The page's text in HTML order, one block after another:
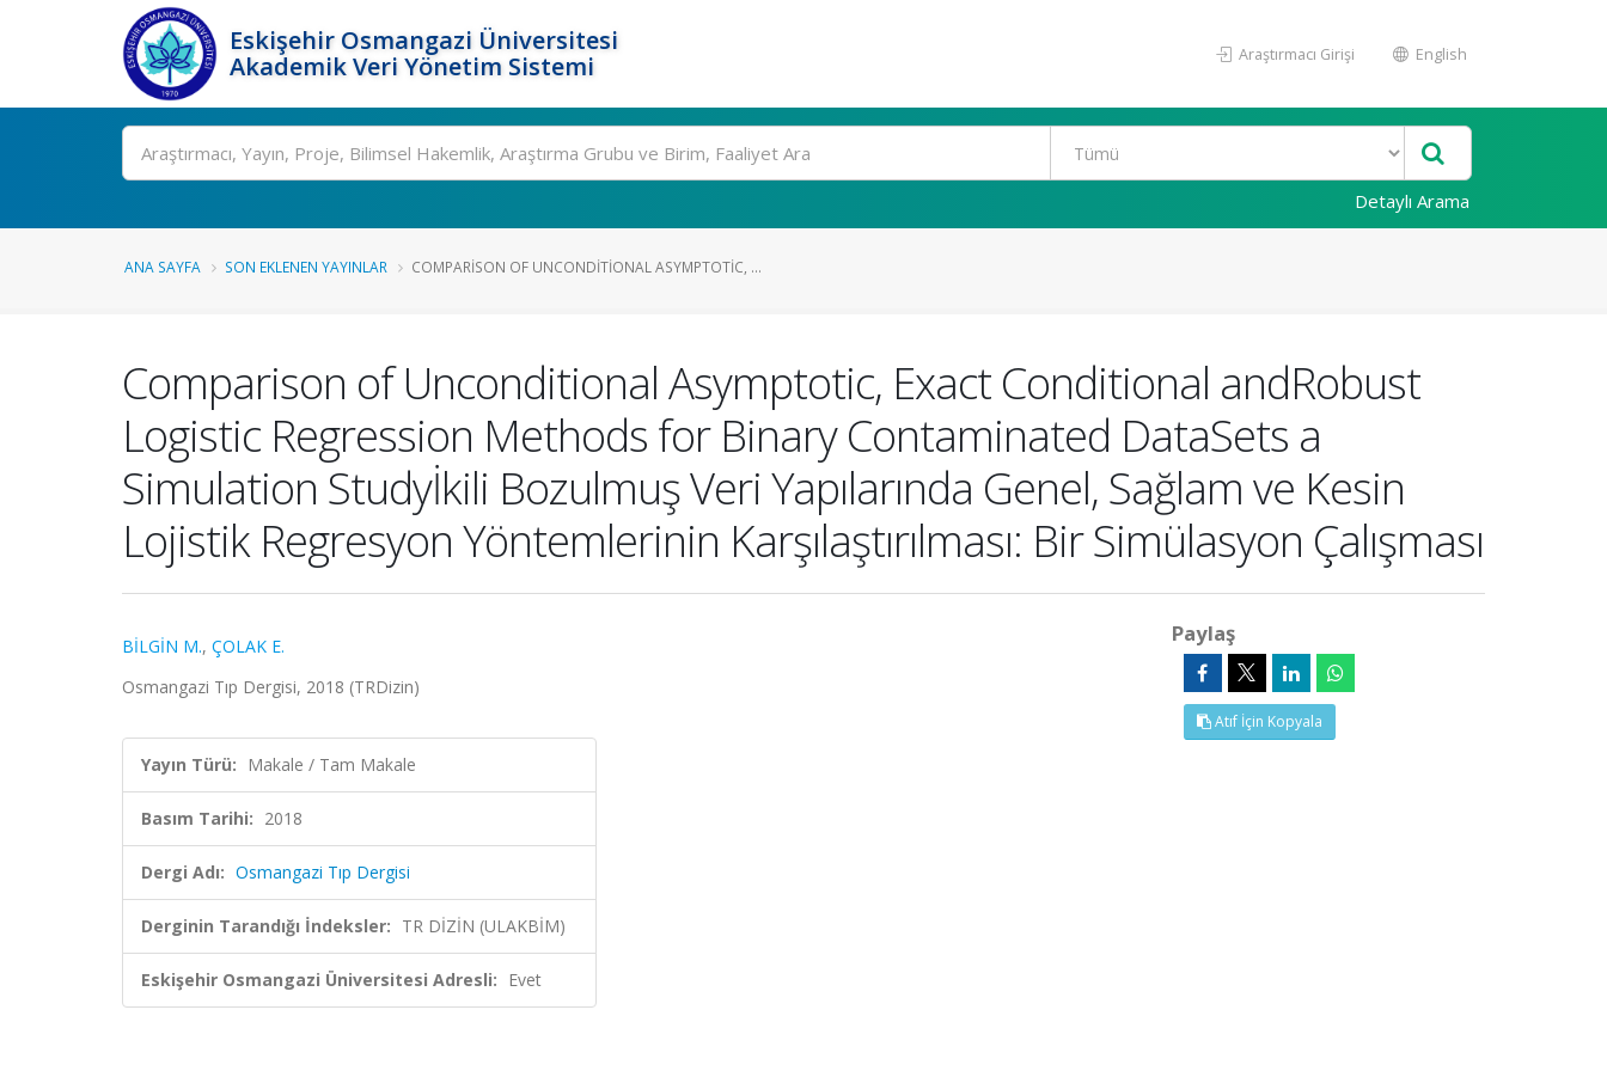
Eskişehir Osmangazi Üniversitesi
Akademik Veri Yönetim Sistemi
Araştırmacı Girişi English
Ara
Detaylı Arama
ANA SAYFA SON EKLENEN YAYINLAR COMPARISON OF UNCONDITIONAL ASYMPTOTIC, ...
Comparison of Unconditional Asymptotic, Exact Conditional andRobust
Logistic Regression Methods for Binary Contaminated DataSets a
Simulation Studyİkili Bozulmuş Veri Yapılarında Genel, Sağlam ve Kesin
Lojistik Regresyon Yöntemlerinin Karşılaştırılması: Bir Simülasyon Çalışması
BİLGİN M., ÇOLAK E.
Osmangazi Tıp Dergisi, 2018 (TRDizin)
Yayın Türü: Makale / Tam Makale
Basım Tarihi: 2018
Dergi Adı: Osmangazi Tıp Dergisi
Derginin Tarandığı İndeksler: TR DİZİN (ULAKBİM)
Eskişehir Osmangazi Üniversitesi Adresli: Evet
Paylaş
Atıf İçin Kopyala